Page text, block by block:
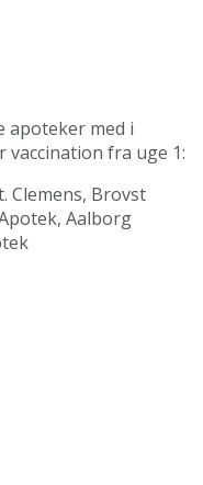
apoteker med i
fra uge 1:
Clemens, Brovst
Aalborg